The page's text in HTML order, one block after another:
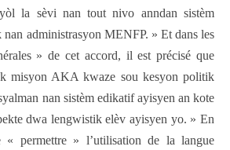
la sèvi nan tout nivo anndan sistèm
administrasyon MENFP. » Et dans les
» de cet accord, il est précisé que
misyon AKA kwaze sou kesyon politik
nan sistèm edikatif ayisyen an kote
dwa lengwistik elèv ayisyen yo. » En
« permettre » l’utilisation de la langue